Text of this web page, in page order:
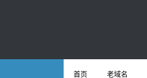
首页 老域名